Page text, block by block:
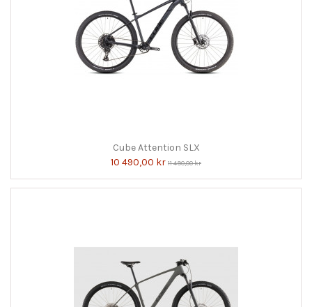
Cube Attention SLX
10 490,00 kr 11 490,00 kr